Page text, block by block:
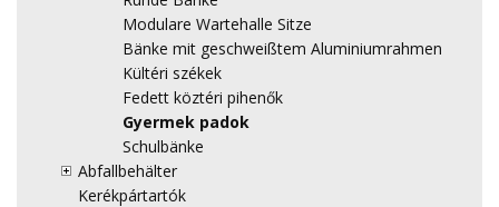
Modulare Wartehalle Sitze
Bänke mit geschweißtem Aluminiumrahmen
Kültéri székek
Fedett köztéri pihenők
Gyermek padok
Schulbänke
Abfallbehälter
Kerékpártartók